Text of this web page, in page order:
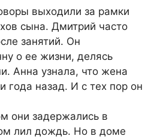
выходили за рамки
сына. Дмитрий часто
занятий. Он
о ее жизни, делясь
Анна узнала, что жена
года назад. И с тех пор он
они задержались в
лил дождь. Но в доме